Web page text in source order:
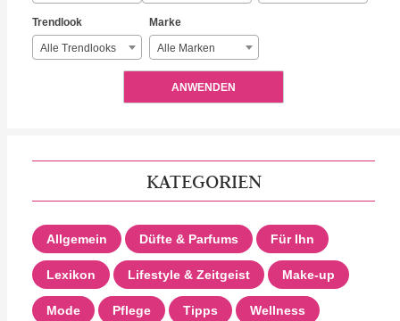
Trendlook
Alle Trendlooks
Marke
Alle Marken
ANWENDEN
KATEGORIEN
Allgemein Düfte & Parfums Für Ihn
Lexikon Lifestyle & Zeitgeist Make-up
Mode Pflege Tipps Wellness